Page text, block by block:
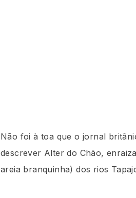
Não foi à toa que o jornal
descrever Alter do Chão,
areia branquinha) dos rios